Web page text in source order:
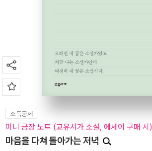
소득공제
미니 금장 노트 (교유서가 소설, 에세이 구매 시)
마음을 다쳐 돌아가는 저녁